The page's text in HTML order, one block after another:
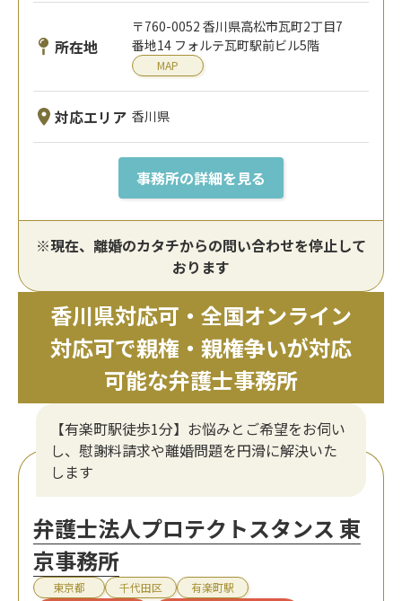
所在地
〒760-0052 香川県高松市瓦町2丁目7
番地14 フォルテ瓦町駅前ビル5階
MAP
対応エリア 香川県
事務所の詳細を見る
※現在、離婚のカタチからの問い合わせを停止して
おります
香川県対応可・全国オンライン
対応可で親権・親権争いが対応
可能な弁護士事務所
【有楽町駅徒歩1分】お悩みとご希望をお伺い
し、慰謝料請求や離婚問題を円滑に解決いた
します
弁護士法人プロテクトスタンス 東
京事務所
東京都 千代田区 有楽町駅